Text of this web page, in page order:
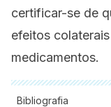
certificar-se de
efeitos
medicamentos.
Bibliografia